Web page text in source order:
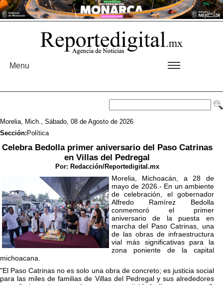
Menu
Morelia, Mich., Sábado, 08 de Agosto de 2026
Sección: Política
Celebra Bedolla primer aniversario del Paso Catrinas
en Villas del Pedregal
Por: Redacción/Reportedigital.mx
Morelia, Michoacán, a 28 de
mayo de 2026.- En un ambiente
de celebración, el gobernador
Alfredo Ramírez Bedolla
conmemoró el primer
aniversario de la puesta en
marcha del Paso Catrinas, una
de las obras de infraestructura
vial más significativas para la
zona poniente de la capital
michoacana.
"El Paso Catrinas no es solo una obra de concreto; es justicia social
para las miles de familias de Villas del Pedregal y sus alrededores